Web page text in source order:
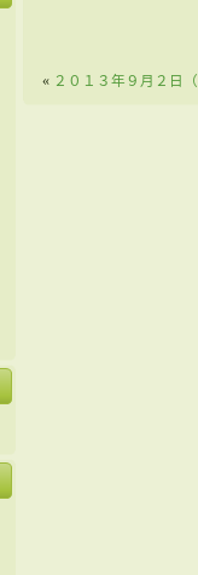
« ２０１３年９月２日